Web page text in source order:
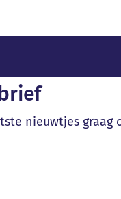
nieuwtjes graag